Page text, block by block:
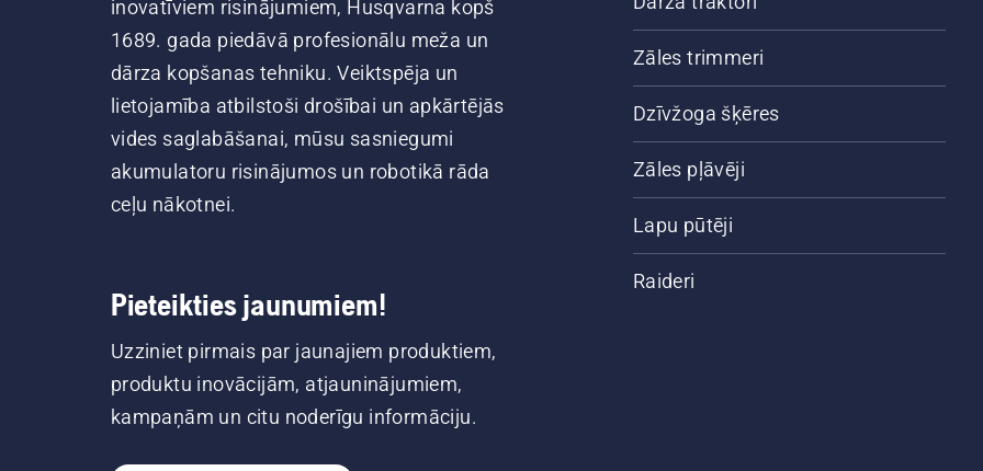
inovatīviem risinājumiem, Husqvarna kopš
1689. gada piedāvā profesionālu meža un
dārza kopšanas tehniku. Veiktspēja un
lietojamība atbilstoši drošībai un apkārtējās
vides saglabāšanai, mūsu sasniegumi
akumulatoru risinājumos un robotikā rāda
ceļu nākotnei.
Pieteikties jaunumiem!
Uzziniet pirmais par jaunajiem produktiem,
produktu inovācijām, atjauninājumiem,
kampaņām un citu noderīgu informāciju.
Zāles trimmeri
Dzīvžoga šķēres
Zāles pļāvēji
Lapu pūtēji
Raideri